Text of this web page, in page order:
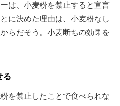
は、小麦粉を禁止すると宣言
に決めた理由は、小麦粉なし
らだそう。小麦断ちの効果を
る
を禁止したことで食べられな